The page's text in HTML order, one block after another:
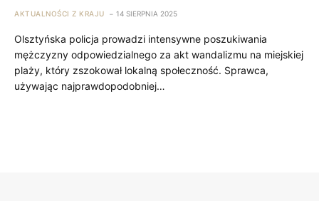
AKTUALNOŚCI Z KRAJU 14 SIERPNIA 2025
Olsztyńska policja prowadzi intensywne poszukiwania
mężczyzny odpowiedzialnego za akt wandalizmu na miejskiej
plaży, który zszokował lokalną społeczność. Sprawca,
używając najprawdopodobniej…